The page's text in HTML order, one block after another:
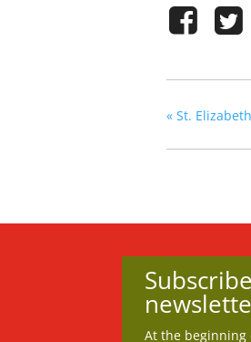
« St.
At the beginning